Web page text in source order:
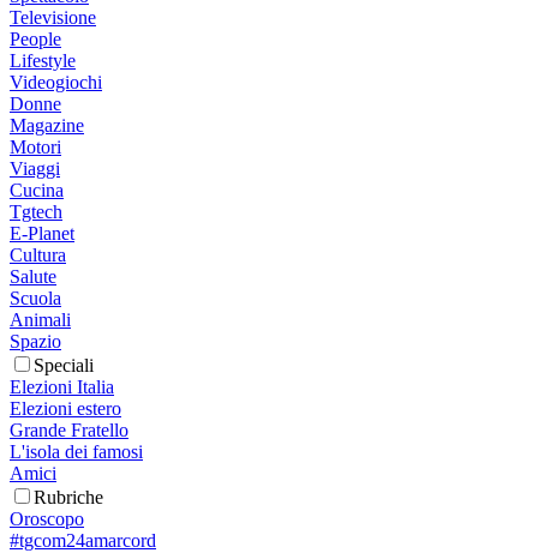
Televisione
People
Lifestyle
Videogiochi
Donne
Magazine
Motori
Viaggi
Cucina
Tgtech
E-Planet
Cultura
Salute
Scuola
Animali
Spazio
Speciali
Elezioni Italia
Elezioni estero
Grande Fratello
L'isola dei famosi
Amici
Rubriche
Oroscopo
#tgcom24amarcord